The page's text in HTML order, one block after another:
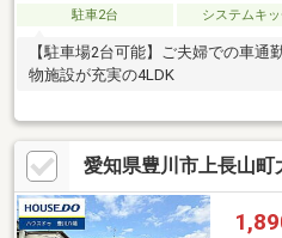
駐車2台
システムキ
【駐車場2台可能】ご夫婦での車通
物施設が充実の4LDK
愛知県豊川市上長山